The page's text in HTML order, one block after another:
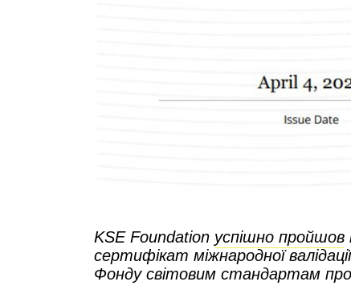
KSE Foundation успішно пройшов
сертифікат міжнародної
Фонду світовим стандартам